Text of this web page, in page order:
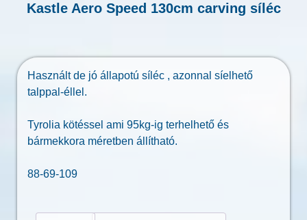
Kastle Aero Speed 130cm carving síléc
Használt de jó állapotú síléc , azonnal síelhető
talppal-éllel.
Tyrolia kötéssel ami 95kg-ig terhelhető és
bármekkora méretben állítható.
88-69-109